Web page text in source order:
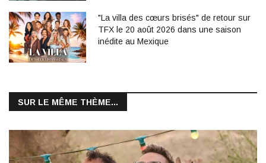
"La villa des cœurs brisés" de retour sur
TFX le 20 août 2026 dans une saison
inédite au Mexique
SUR LE MÊME THÈME...